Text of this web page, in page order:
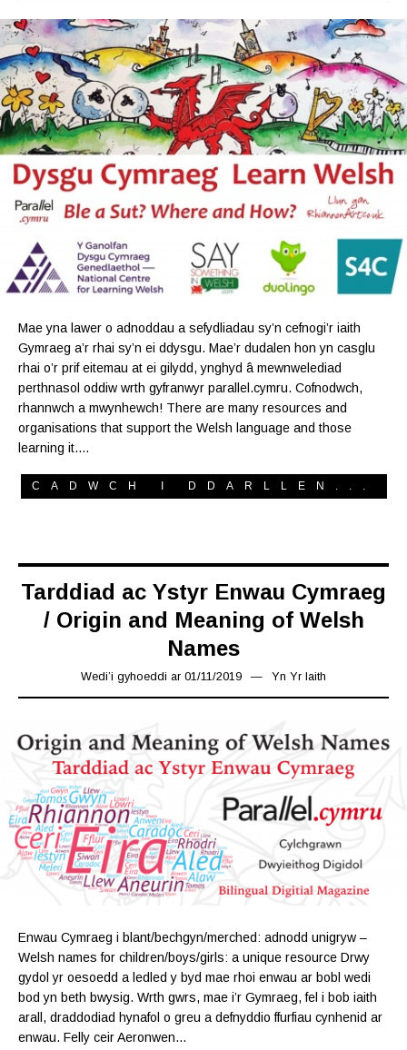
Mae yna lawer o adnoddau a sefydliadau sy’n cefnogi’r iaith
Gymraeg a’r rhai sy’n ei ddysgu. Mae’r dudalen hon yn casglu
rhai o’r prif eitemau at ei gilydd, ynghyd â mewnwelediad
perthnasol oddiw wrth gyfranwyr parallel.cymru. Cofnodwch,
rhannwch a mwynhewch! There are many resources and
organisations that support the Welsh language and those
learning it.…
CADWCH I DDARLLEN...
Tarddiad ac Ystyr Enwau Cymraeg
/ Origin and Meaning of Welsh
Names
Wedi’i gyhoeddi ar 01/11/2019 08/11/2019
Yn Yr Iaith
Enwau Cymraeg i blant/bechgyn/merched: adnodd unigryw –
Welsh names for children/boys/girls: a unique resource Drwy
gydol yr oesoedd a ledled y byd mae rhoi enwau ar bobl wedi
bod yn beth bwysig. Wrth gwrs, mae i’r Gymraeg, fel i bob iaith
arall, draddodiad hynafol o greu a defnyddio ffurfiau cynhenid ar
enwau. Felly ceir Aeronwen…